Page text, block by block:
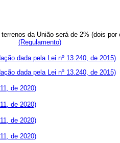
terrenos da União será de 2% (dois
(Regulamento)
dada pela Lei nº 13.240, de 2015)
dada pela Lei nº 13.240, de 2015)
de 2020)
de 2020)
de 2020)
de 2020)